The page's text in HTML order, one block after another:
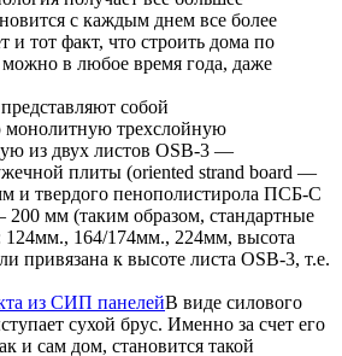
с каждым днем все более
и тот факт, что строить дома по
можно в любое время года, даже
собой
монолитную трехслойную
из двух листов OSB-3 —
плиты (оriented strand board —
и твердого пенополистирола ПСБ-С
мм (таким образом, стандартные
164/174мм., 224мм, высота
привязана к высоте листа OSB-3, т.е.
В виде силового
сухой брус. Именно за счет его
и сам дом, становится такой